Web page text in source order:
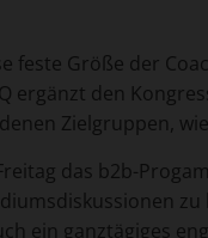
feste Größe der
ergänzt den
Zielgruppen,
das b2b-
ein ganztägiges